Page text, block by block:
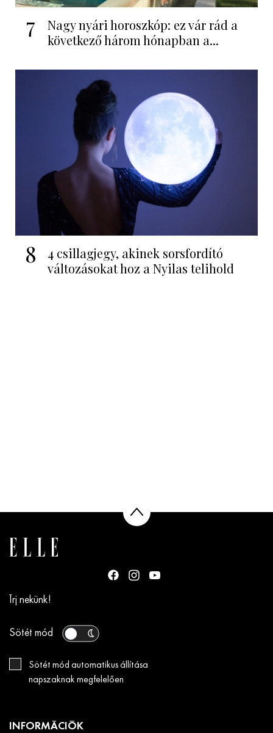
7
Nagy nyári horoszkóp: ez vár rád a
következő három hónapban a...
8
4 csillagjegy, akinek sorsfordító
változásokat hoz a Nyilas telihold
Írj nekünk!
Sötét mód
Sötét mód automatikus állítása
napszaknak megfelelően
INFORMÁCIÓK